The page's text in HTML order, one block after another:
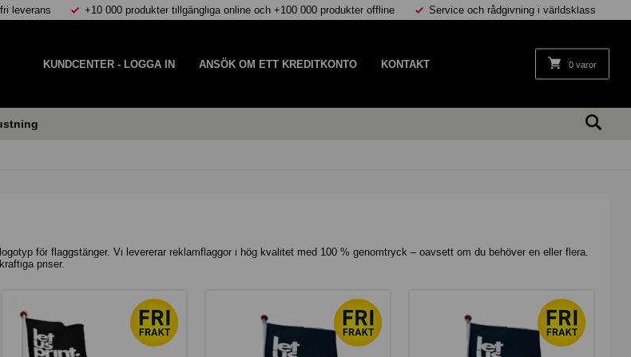
leverans +10 000 produkter tillgängliga online och +100 000 produkter offline Service och rådgivning i världsklass
0 varor
KUNDCENTER - LOGGA IN ANSÖK OM ETT KREDITKONTO KONTAKT
för flaggstänger. Vi levererar reklamflaggor i hög kvalitet med 100 % genomtryck – oavsett om du behöver en eller flera.
priser.